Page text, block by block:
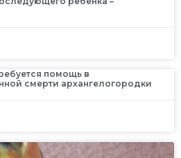
помощь в
смерти архангелогородки